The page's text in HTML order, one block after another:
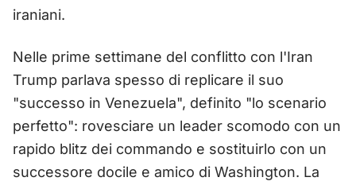
iraniani.
Nelle prime settimane del conflitto con l'Iran
Trump parlava spesso di replicare il suo
"successo in Venezuela", definito "lo scenario
perfetto": rovesciare un leader scomodo con un
rapido blitz dei commando e sostituirlo con un
successore docile e amico di Washington. La